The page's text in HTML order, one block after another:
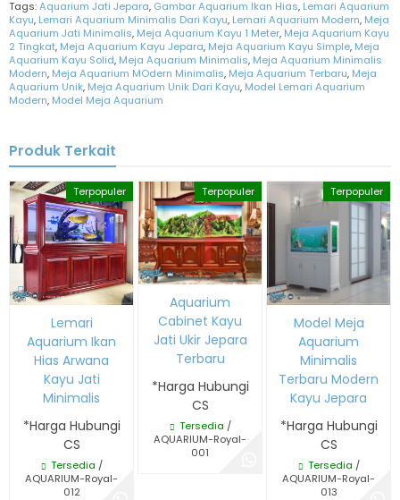
Tags:Aquarium Jati Jepara, Gambar Aquarium Ikan Hias, Lemari Aquarium
Kayu, Lemari Aquarium Minimalis Dari Kayu, Lemari Aquarium Modern, Meja
Aquarium Jati Minimalis, Meja Aquarium Kayu 1 Meter, Meja Aquarium Kayu
2 Tingkat, Meja Aquarium Kayu Jepara, Meja Aquarium Kayu Simple, Meja
Aquarium Kayu Solid, Meja Aquarium Minimalis, Meja Aquarium Minimalis
Modern, Meja Aquarium MOdern Minimalis, Meja Aquarium Terbaru, Meja
Aquarium Unik, Meja Aquarium Unik Dari Kayu, Model Lemari Aquarium
Modern, Model Meja Aquarium
Produk Terkait
Terpopuler
Lemari
Aquarium Ikan
Hias Arwana
Kayu Jati
Minimalis
*Harga Hubungi
CS
Tersedia /
AQUARIUM-Royal-
012
Terpopuler
Aquarium
Cabinet Kayu
Jati Ukir Jepara
Terbaru
*Harga Hubungi
CS
Tersedia /
AQUARIUM-Royal-
001
Terpopuler
Model Meja
Aquarium
Minimalis
Terbaru Modern
Kayu Jepara
*Harga Hubungi
CS
Tersedia /
AQUARIUM-Royal-
013